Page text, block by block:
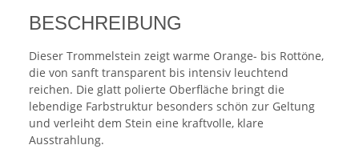
BESCHREIBUNG
Dieser Trommelstein zeigt warme Orange- bis Rottöne,
die von sanft transparent bis intensiv leuchtend
reichen. Die glatt polierte Oberfläche bringt die
lebendige Farbstruktur besonders schön zur Geltung
und verleiht dem Stein eine kraftvolle, klare
Ausstrahlung.